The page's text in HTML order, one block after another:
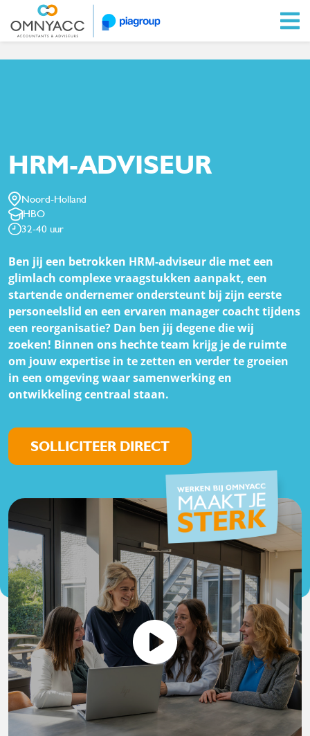
Ga naar Omnyacc.nl
HRM-ADVISEUR
Noord-Holland
HBO
32-40 uur
Ben jij een betrokken HRM-adviseur die met een
glimlach complexe vraagstukken aanpakt, een
startende ondernemer ondersteunt bij zijn eerste
personeelslid en een ervaren manager coacht tijdens
een reorganisatie? Dan ben jij degene die wij
zoeken! Binnen ons hechte team krijg je de ruimte
om jouw expertise in te zetten en verder te groeien
in een omgeving waar samenwerking en
ontwikkeling centraal staan.
SOLLICITEER DIRECT